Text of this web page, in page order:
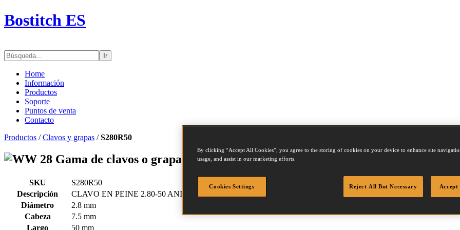
Bostitch ES
Ir
Home
Información
Productos
Soporte
Puntos de venta
Contacto
Productos /Clavos y grapas /S280R50
Gama de clavos o grapas - S280R50
SKU
S280R50
Descripción
CLAVO EN PEINE 2.80-50 ANILLADO 2M
Diámetro
2.8 mm
Cabeza
7.5 mm
Largo
50 mm
By clicking “Accept All Cookies”, you agree to the storing of cookies on your device to enhance site
usage, and assist in our marketing efforts.
Cookies Settings Reject All But Necessary Accept